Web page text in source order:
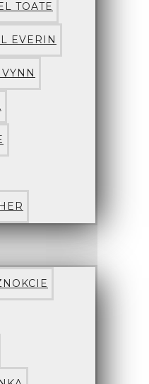
TOATE
EVERIN